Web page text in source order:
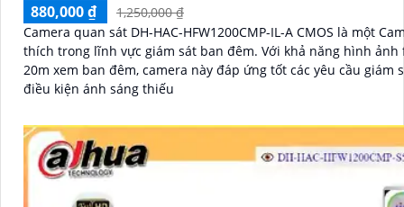
880,000 ₫
1,250,000 ₫
Camera quan sát DH-HAC-HFW1200CMP-IL-A CMOS là một
thích trong lĩnh vực giám sát ban đêm. Với khả năng hình ảnh full color
20m xem ban đêm, camera này đáp ứng tốt các yêu cầu giám
điều kiện ánh sáng thiếu